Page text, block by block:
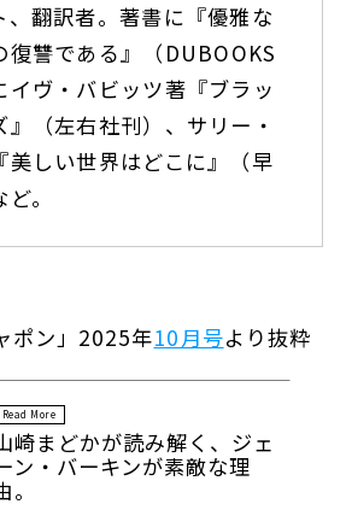
、翻訳者。著書に『優雅な
復讐である』（DUBOOKS
イヴ・バビッツ著『ブラッ
』（左右社刊）、サリー・
美しい世界はどこに』（早
。
ポン」2025年10月号より抜粋
Read More
崎まどかが読み解く、ジェ
ン・バーキンが素敵な理
。